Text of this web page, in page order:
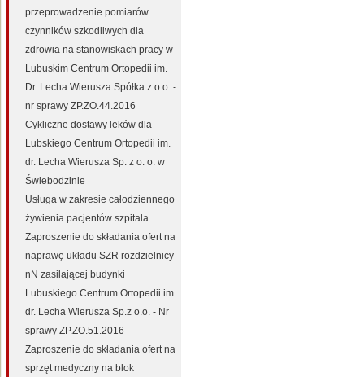
przeprowadzenie pomiarów
czynników szkodliwych dla
zdrowia na stanowiskach pracy w
Lubuskim Centrum Ortopedii im.
Dr. Lecha Wierusza Spółka z o.o. -
nr sprawy ZP.ZO.44.2016
Cykliczne dostawy leków dla
Lubskiego Centrum Ortopedii im.
dr. Lecha Wierusza Sp. z o. o. w
Świebodzinie
Usługa w zakresie całodziennego
żywienia pacjentów szpitala
Zaproszenie do składania ofert na
naprawę układu SZR rozdzielnicy
nN zasilającej budynki
Lubuskiego Centrum Ortopedii im.
dr. Lecha Wierusza Sp.z o.o. - Nr
sprawy ZP.ZO.51.2016
Zaproszenie do składania ofert na
sprzęt medyczny na blok